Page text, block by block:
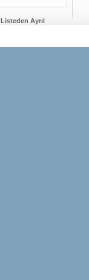
Listeden Ayrıl